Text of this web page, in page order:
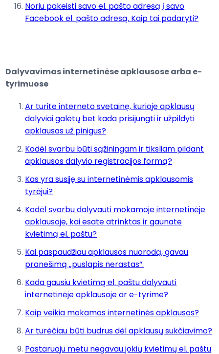
Noriu pakeisti savo el. pašto adresą į savo
Facebook el. pašto adresą. Kaip tai padaryti?
Dalyvavimas internetinėse apklausose arba e-
tyrimuose
Ar turite interneto svetainę, kurioje apklausų
dalyviai galėtų bet kada prisijungti ir užpildyti
apklausas už pinigus?
Kodėl svarbu būti sąžiningam ir tiksliam pildant
apklausos dalyvio registracijos formą?
Kas yra susiję su internetinėmis apklausomis
tyrėjui?
Kodėl svarbu dalyvauti mokamoje internetinėje
apklausoje, kai esate atrinktas ir gaunate
kvietimą el. paštu?
Kai paspaudžiau apklausos nuorodą, gavau
pranešimą „puslapis nerastas“.
Kada gausiu kvietimą el. paštu dalyvauti
internetinėje apklausoje ar e-tyrime?
Kaip veikia mokamos internetinės apklausos?
Ar turėčiau būti budrus dėl apklausų sukčiavimo?
Pastaruoju metu negavau jokių kvietimų el. paštu